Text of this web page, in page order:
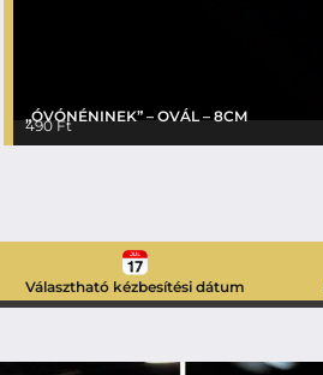
„ÓVÓNÉNINEK” – OVÁL – 8CM
490Ft
Választható kézbesítési dátum